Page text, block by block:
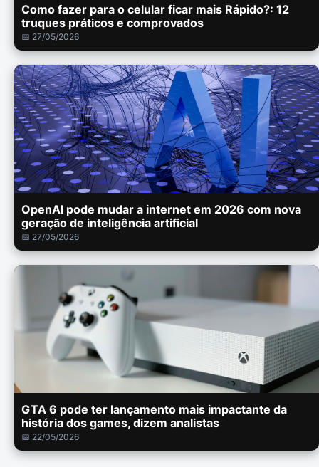
Como fazer para o celular ficar mais Rápido?: 12
truques práticos e comprovados
📅 27/05/2026
OpenAI pode mudar a internet em 2026 com nova
geração de inteligência artificial
📅 27/05/2026
GTA 6 pode ter lançamento mais impactante da
história dos games, dizem analistas
📅 22/05/2026